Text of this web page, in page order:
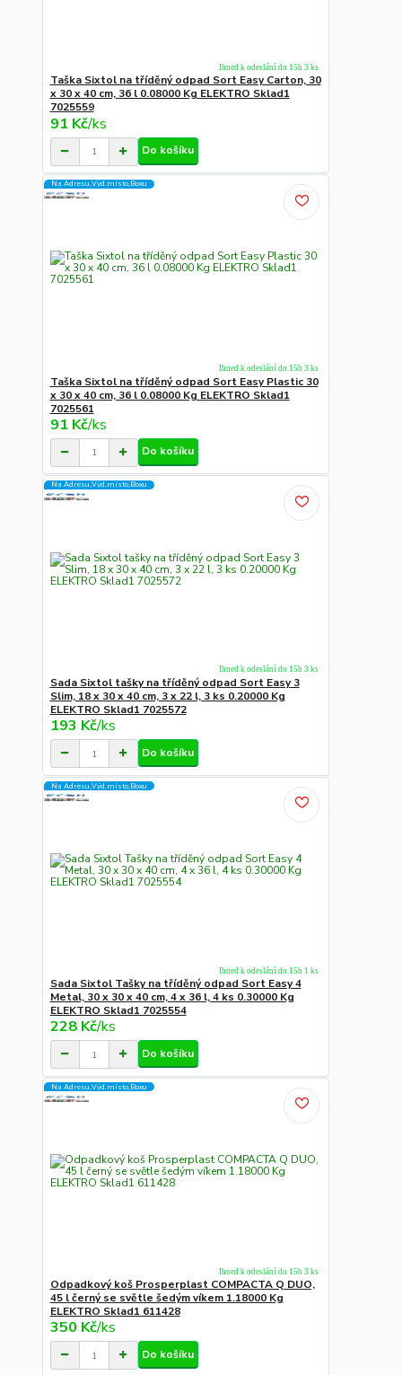
Taška Sixtol na tříděný odpad Sort Easy Carton, 30
x 30 x 40 cm, 36 l 0.08000 Kg ELEKTRO Sklad1
7025559
91 Kč/ks
Ihned k odeslání do 15h 3 ks
Do košíku
Na Adresu,Výd.místo,Boxu
Taška Sixtol na tříděný odpad Sort Easy Plastic 30
x 30 x 40 cm, 36 l 0.08000 Kg ELEKTRO Sklad1
7025561
91 Kč/ks
Ihned k odeslání do 15h 3 ks
Do košíku
Na Adresu,Výd.místo,Boxu
Sada Sixtol tašky na tříděný odpad Sort Easy 3
Slim, 18 x 30 x 40 cm, 3 x 22 l, 3 ks 0.20000 Kg
ELEKTRO Sklad1 7025572
193 Kč/ks
Ihned k odeslání do 15h 3 ks
Do košíku
Na Adresu,Výd.místo,Boxu
Sada Sixtol Tašky na tříděný odpad Sort Easy 4
Metal, 30 x 30 x 40 cm, 4 x 36 l, 4 ks 0.30000 Kg
ELEKTRO Sklad1 7025554
228 Kč/ks
Ihned k odeslání do 15h 1 ks
Do košíku
Na Adresu,Výd.místo,Boxu
Odpadkový koš Prosperplast COMPACTA Q DUO,
45 l černý se světle šedým víkem 1.18000 Kg
ELEKTRO Sklad1 611428
350 Kč/ks
Ihned k odeslání do 15h 3 ks
Do košíku